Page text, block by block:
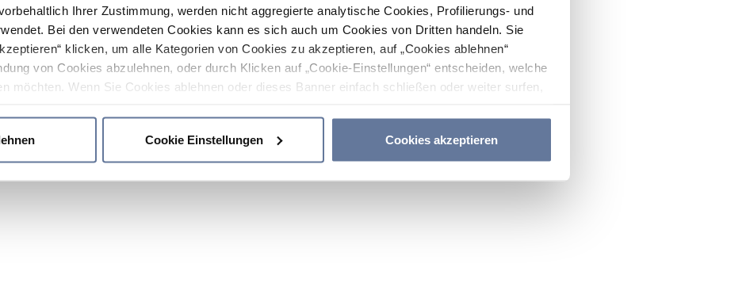
Ihrer Zustimmung, werden nicht aggregierte analytische Cookies, Profilierungs- und
Bei den verwendeten Cookies kann es sich auch um Cookies von Dritten handeln. Sie
klicken, um alle Kategorien von Cookies zu akzeptieren, auf „Cookies ablehnen“
von Cookies abzulehnen, oder durch Klicken auf „Cookie-Einstellungen“ entscheiden, welche
möchten. Wenn Sie Cookies ablehnen oder dieses Banner einfach schließen oder weiter surfen,
Cookie Einstellungen Cookies akzeptieren